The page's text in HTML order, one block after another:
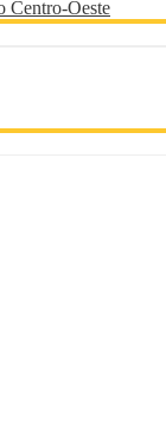
Centro-Oeste